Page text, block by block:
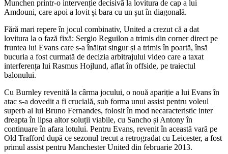
Munchen printr-o intervenție decisivă la lovitura de cap a lui
Amdouni, care apoi a lovit și bara cu un șut în diagonală.
Fără mari repere în jocul combinativ, United a crezut că a dat
lovitura la o fază fixă: Sergio Reguilon a trimis din corner direct pe
fruntea lui Evans care s-a înălțat singur și a trimis în poartă, însă
bucuria a fost curmată de decizia arbitrajului video care a taxat
interferența lui Rasmus Hojlund, aflat în offside, pe traiectul
balonului.
Cu Burnley revenită la cârma jocului, o nouă apariție a lui Evans în
atac s-a dovedit a fi crucială, sub forma unui assist pentru voleul
superb al lui Bruno Fernandes, folosit în mod necaracteristic inter
dreapta în lipsa altor soluții viabile, cu Sancho și Antony în
continuare în afara lotului. Pentru Evans, revenit în această vară pe
Old Trafford după ce sezonul trecut a retrogradat cu Leicester, a fost
primul assist pentru Manchester United din februarie 2013.